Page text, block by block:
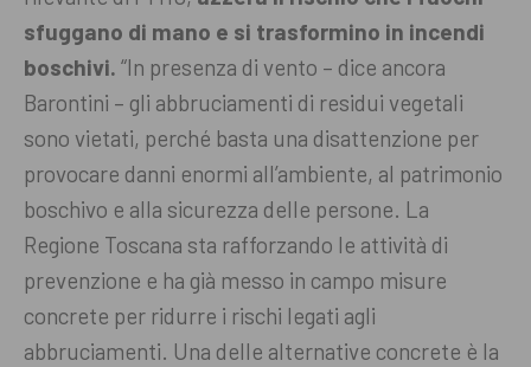
sfuggano di mano e si trasformino in incendi
boschivi. “In presenza di vento – dice ancora
Barontini – gli abbruciamenti di residui vegetali
sono vietati, perché basta una disattenzione per
provocare danni enormi all’ambiente, al patrimonio
boschivo e alla sicurezza delle persone. La
Regione Toscana sta rafforzando le attività di
prevenzione e ha già messo in campo misure
concrete per ridurre i rischi legati agli
abbruciamenti. Una delle alternative concrete è la